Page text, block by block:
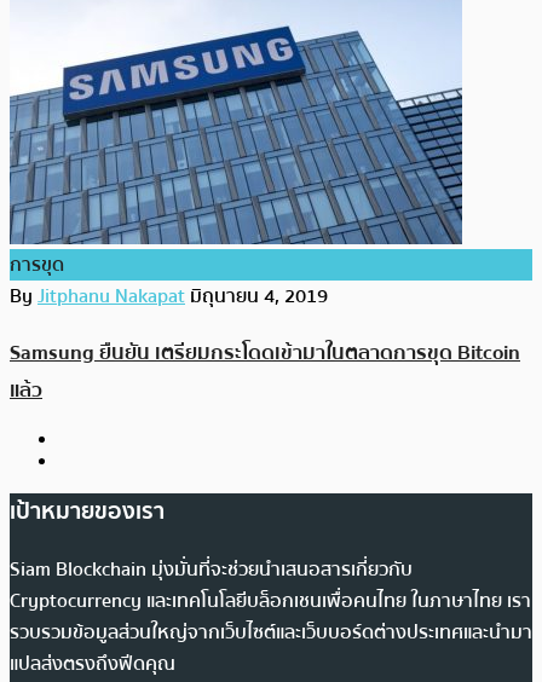
การขุด
ByJitphanu Nakapatมิถุนายน 4, 2019
Samsung ยืนยัน เตรียมกระโดดเข้ามาในตลาดการขุด Bitcoin
แล้ว
เป้าหมายของเรา
Siam Blockchain มุ่งมั่นที่จะช่วยนำเสนอสารเกี่ยวกับ
Cryptocurrency และเทคโนโลยีบล็อกเชนเพื่อคนไทย ในภาษาไทย เรา
รวบรวมข้อมูลส่วนใหญ่จากเว็บไซต์และเว็บบอร์ดต่างประเทศและนำมา
แปลส่งตรงถึงฟีดคุณ